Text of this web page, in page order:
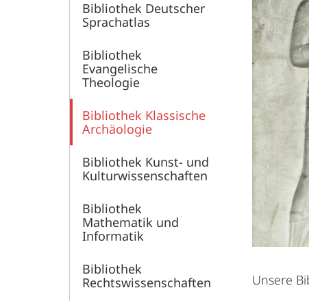
Bibliothek Deutscher
Sprachatlas
Bibliothek
Evangelische
Theologie
Bibliothek Klassische
Archäologie
Bibliothek Kunst- und
Kulturwissenschaften
Bibliothek
Mathematik und
Informatik
Bibliothek
Rechtswissenschaften
Unsere